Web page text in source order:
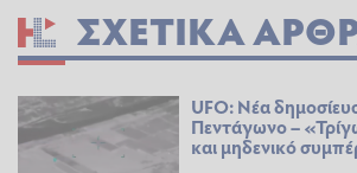
ΣΧΕΤΙΚΆ
UFO: Νέα
Πεντάγωνο –
και μηδενικό